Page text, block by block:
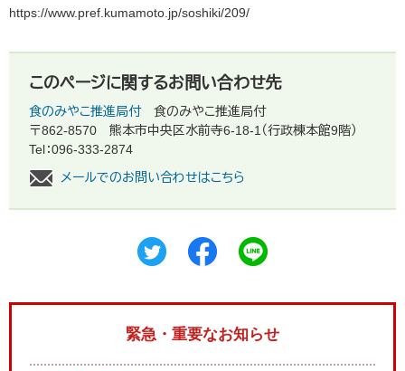
https://www.pref.kumamoto.jp/soshiki/209/
このページに関するお問い合わせ先
食のみやこ推進局付
食のみやこ推進局付
〒862-8570
熊本市中央区水前寺6-18-1（行政棟本館9階）
Tel：096-333-2874
メールでのお問い合わせはこちら
緊急・重要なお知らせ